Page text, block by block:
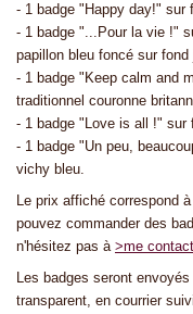
- 1 badge "Happy day!" sur
- 1 badge "...Pour la vie !"
papillon bleu foncé sur
- 1 badge "Keep calm and
traditionnel couronne
- 1 badge "Love is all !" sur
- 1 badge "Un peu,
vichy bleu.
Le prix affiché correspond
pouvez commander des
n'hésitez pas à >me
Les badges seront
transparent, en courrier